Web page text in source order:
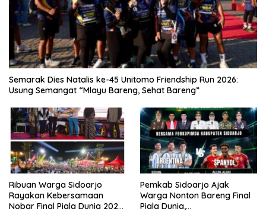
Semarak Dies Natalis ke-45 Unitomo Friendship Run 2026:
Usung Semangat “Mlayu Bareng, Sehat Bareng”
Ribuan Warga Sidoarjo
Rayakan Kebersamaan
Nobar Final Piala Dunia 2026
Pemkab Sidoarjo Ajak
Warga Nonton Bareng Final
Piala Dunia,